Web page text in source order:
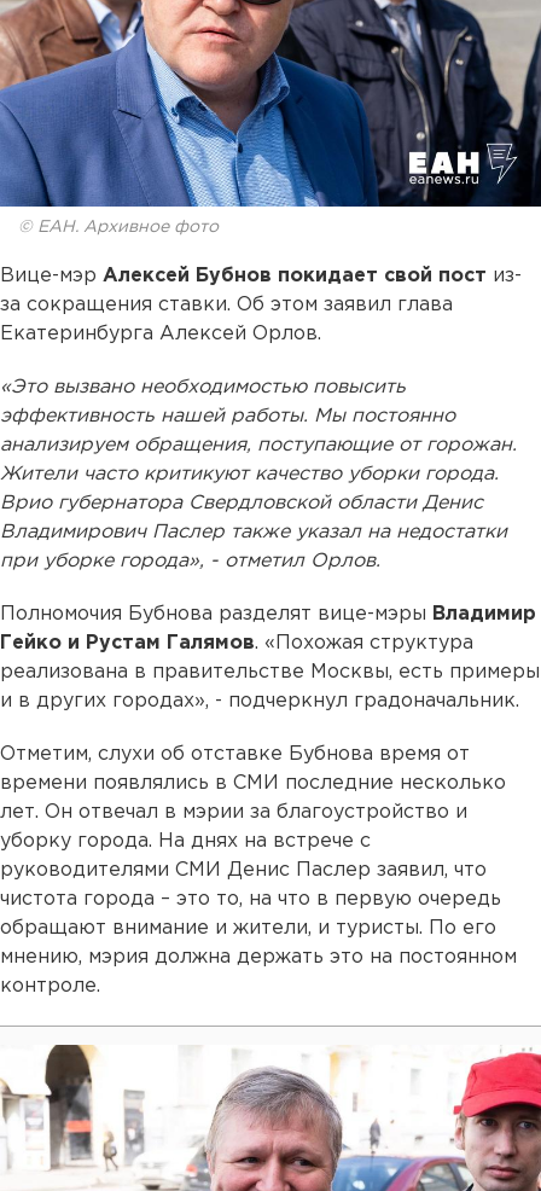
© ЕАН. Архивное фото
Вице-мэр Алексей Бубнов покидает свой пост из-
за сокращения ставки. Об этом заявил глава
Екатеринбурга Алексей Орлов.
«Это вызвано необходимостью повысить
эффективность нашей работы. Мы постоянно
анализируем обращения, поступающие от горожан.
Жители часто критикуют качество уборки города.
Врио губернатора Свердловской области Денис
Владимирович Паслер также указал на недостатки
при уборке города», - отметил Орлов.
Полномочия Бубнова разделят вице-мэры Владимир
Гейко и Рустам Галямов. «Похожая структура
реализована в правительстве Москвы, есть примеры
и в других городах», - подчеркнул градоначальник.
Отметим, слухи об отставке Бубнова время от
времени появлялись в СМИ последние несколько
лет. Он отвечал в мэрии за благоустройство и
уборку города. На днях на встрече с
руководителями СМИ Денис Паслер заявил, что
чистота города – это то, на что в первую очередь
обращают внимание и жители, и туристы. По его
мнению, мэрия должна держать это на постоянном
контроле.